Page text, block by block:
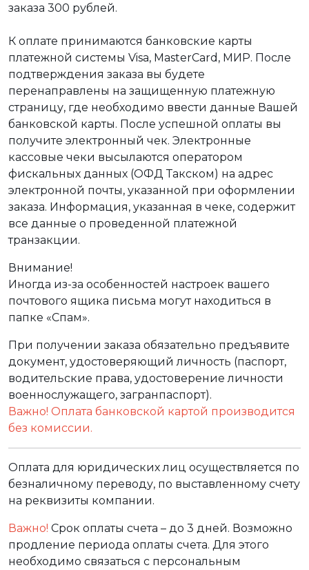
заказа 300 рублей.
К оплате принимаются банковские карты
платежной системы Visa, MasterCard, МИР. После
подтверждения заказа вы будете
перенаправлены на защищенную платежную
страницу, где необходимо ввести данные Вашей
банковской карты. После успешной оплаты вы
получите электронный чек. Электронные
кассовые чеки высылаются оператором
фискальных данных (ОФД Такском) на адрес
электронной почты, указанной при оформлении
заказа. Информация, указанная в чеке, содержит
все данные о проведенной платежной
транзакции.
Внимание!
Иногда из-за особенностей настроек вашего
почтового ящика письма могут находиться в
папке «Спам».
При получении заказа обязательно предъявите
документ, удостоверяющий личность (паспорт,
водительские права, удостоверение личности
военнослужащего, загранпаспорт).
Важно! Оплата банковской картой производится
без комиссии.
Оплата для юридических лиц осуществляется по
безналичному переводу, по выставленному счету
на реквизиты компании.
Важно! Срок оплаты счета – до 3 дней. Возможно
продление периода оплаты счета. Для этого
необходимо связаться с персональным